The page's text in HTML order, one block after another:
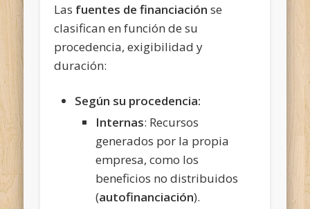
Las fuentes de financiación se
clasifican en función de su
procedencia, exigibilidad y
duración:
Según su procedencia:
Internas: Recursos
generados por la propia
empresa, como los
beneficios no distribuidos
(autofinanciación).